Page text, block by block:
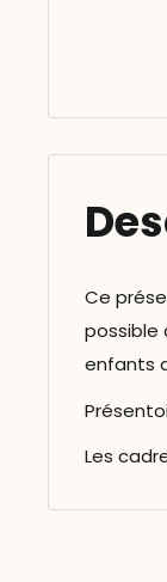
Ce
possible
enfants
Les